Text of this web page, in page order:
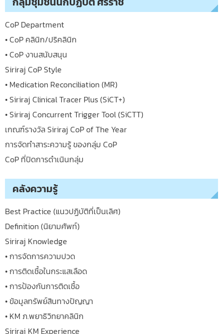
CoP Department
• CoP คลินิก/ปริคลินิก
• CoP งานสนับสนุน
Siriraj CoP Style
• Medication Reconciliation (MR)
• Siriraj Clinical Tracer Plus (SiCT+)
• Siriraj Concurrent Trigger Tool (SiCTT)
เกณฑ์รางวัล Siriraj CoP of The Year
การจัดทำสาระความรู้ ของกลุ่ม CoP
CoP ที่ปิดการดำเนินกลุ่ม
คลังความรู้
Best Practice (แนวปฏิบัติที่เป็นเลิศ)
Definition (นิยามศัพท์)
Siriraj Knowledge
• การจัดการความปวด
• การติดเชื้อในกระแสเลือด
• การป้องกันการติดเชื้อ
• ข้อมูลทรัพย์สินทางปัญญา
• KM ภ.พยาธิวิทยาคลินิก
Siriraj KM Experience